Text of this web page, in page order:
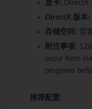
显卡: DirectX
DirectX 版本:
存储空间: 需
附注事项:
occur from
programs
推荐配置: